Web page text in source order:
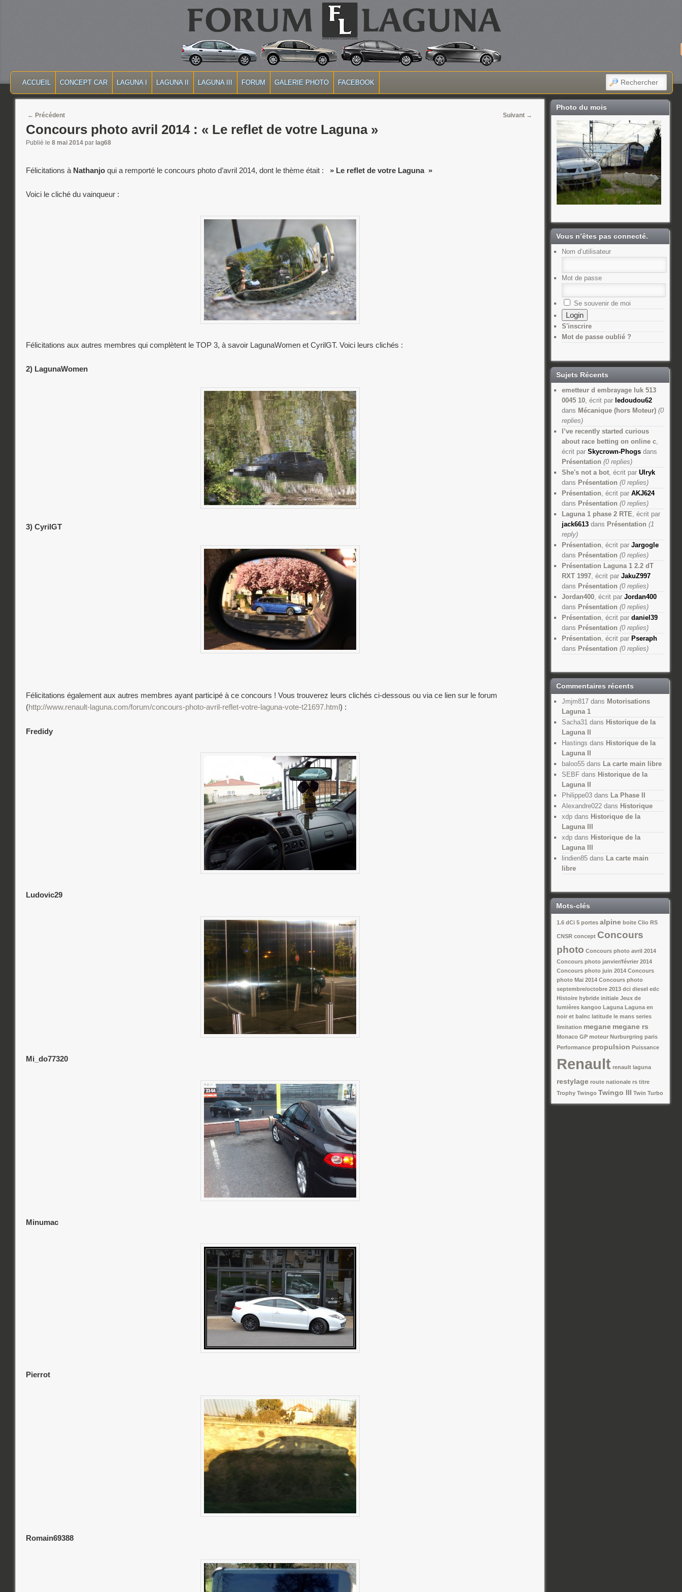
MASQUER LA NAVIGATION PRINCIPALE
MASQUER LA NAVIGATION SECONDAIRE
ACCUEIL CONCEPT CAR LAGUNA I LAGUNA II LAGUNA III FORUM GALERIE PHOTO FACEBOOK RECHERCHER
Post navigation
← Précédent Suivant →
Concours photo avril 2014 : « Le reflet de votre Laguna »
Publié le8 mai 2014 par lag68
Félicitations à Nathanjoqui a remporté le concours photo d’avril 2014, dont le thème était : » Le reflet de votre Laguna »
Voici le cliché du vainqueur :
Félicitations aux autres membres qui complètent le TOP 3, à savoir LagunaWomen et CyrilGT. Voici leurs clichés :
2) LagunaWomen
3) CyrilGT
Félicitations également aux autres membres ayant participé à ce concours ! Vous trouverez leurs clichés ci-dessous ou via ce lien sur le forum
(http://www.renault-laguna.com/forum/concours-photo-avril-reflet-votre-laguna-vote-t21697.html) :
Fredidy
Ludovic29
Mi_do77320
Minumac
Pierrot
Romain69388
Photo du mois
Vous n’êtes pas connecté.
Nom d’utilisateur
Mot de passe
Se souvenir de moi
S'inscrire
Mot de passe oublié ?
Sujets Récents
emetteur d embrayage luk 513
0045 10, écrit par ledoudou62
dans Mécanique (hors Moteur)(0
replies)
I’ve recently started curious
about race betting on online c,
écrit par Skycrown-Phogsdans
Présentation (0 replies)
She's not a bot, écrit par Ulryk
dans Présentation (0 replies)
Présentation , écrit par AKJ624
dans Présentation (0 replies)
Laguna 1 phase 2 RTE , écrit par
jack6613dans Présentation (1
reply)
Présentation , écrit par Jargogle
dans Présentation (0 replies)
Présentation Laguna 1 2.2 dT
RXT 1997, écrit par JakuZ997
dans Présentation (0 replies)
Jordan400, écrit par Jordan400
dans Présentation (0 replies)
Présentation , écrit par daniel39
dans Présentation (0 replies)
Présentation , écrit par Pseraph
dans Présentation (0 replies)
Commentaires récents
Jmjm817dans Motorisations
Laguna 1
Sacha31dans Historique de la
Laguna II
Hastings dans Historique de la
Laguna II
baloo55dans La carte main libre
SEBFdans Historique de la
Laguna II
Philippe03dans La Phase II
Alexandre022dans Historique
xdpdans Historique de la
Laguna III
xdpdans Historique de la
Laguna III
lindien85dans La carte main
libre
Mots-clés
1.6 dCi 5 portes alpine boite Clio RS
CNSR concept Concours
photo Concours photo avril 2014
Concours photo janvier/février 2014
Concours photo juin 2014 Concours
photo Mai 2014 Concours photo
septembre/octobre 2013 dci diesel edc
Histoire hybride initiale Jeux de
lumières kangoo Laguna Laguna en
noir et balnc latitude le mans series
limitation megane megane rs
Monaco GP moteur Nurburgring paris
Performance propulsion Puissance
Renault renault laguna
restylage route nationale rs titre
Trophy Twingo Twingo III Twin Turbo